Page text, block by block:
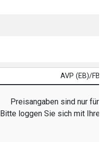
AVP (EB)/FB
Preisangaben sind nur für
Bitte loggen Sie sich mit